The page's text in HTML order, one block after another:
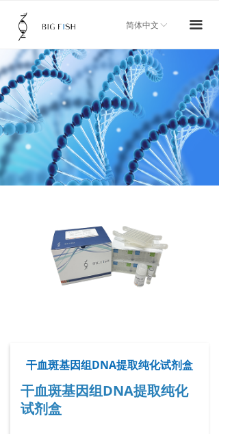
끀
首页
关于我们
产品中心
新闻资讯
技术服务
加入我们
ꀅ
简体中文
干血斑基因组DNA提取纯化
试剂盒
干血斑基因组DNA提取纯化试剂盒